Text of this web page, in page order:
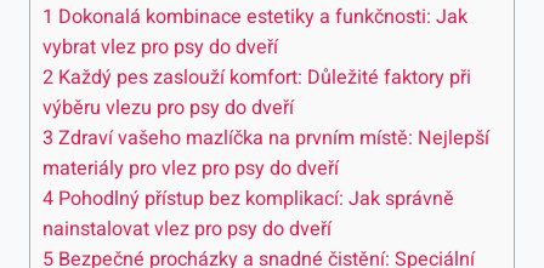
1 Dokonalá kombinace estetiky a funkčnosti: Jak
vybrat vlez pro psy do dveří
2 Každý pes zaslouží komfort: Důležité faktory při
výběru vlezu pro psy do dveří
3 Zdraví vašeho mazlíčka na prvním místě: Nejlepší
materiály pro vlez pro psy do dveří
4 Pohodlný přístup bez komplikací: Jak správně
nainstalovat vlez pro psy do dveří
5 Bezpečné procházky a snadné čistění: Speciální